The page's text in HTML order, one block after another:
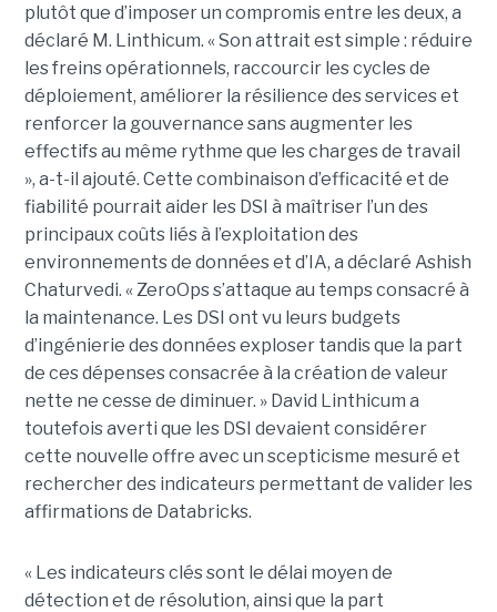
plutôt que d’imposer un compromis entre les deux, a
déclaré M. Linthicum. « Son attrait est simple : réduire
les freins opérationnels, raccourcir les cycles de
déploiement, améliorer la résilience des services et
renforcer la gouvernance sans augmenter les
effectifs au même rythme que les charges de travail
», a-t-il ajouté. Cette combinaison d’efficacité et de
fiabilité pourrait aider les DSI à maîtriser l’un des
principaux coûts liés à l’exploitation des
environnements de données et d’IA, a déclaré Ashish
Chaturvedi. « ZeroOps s’attaque au temps consacré à
la maintenance. Les DSI ont vu leurs budgets
d’ingénierie des données exploser tandis que la part
de ces dépenses consacrée à la création de valeur
nette ne cesse de diminuer. » David Linthicum a
toutefois averti que les DSI devaient considérer
cette nouvelle offre avec un scepticisme mesuré et
rechercher des indicateurs permettant de valider les
affirmations de Databricks.
« Les indicateurs clés sont le délai moyen de
détection et de résolution, ainsi que la part